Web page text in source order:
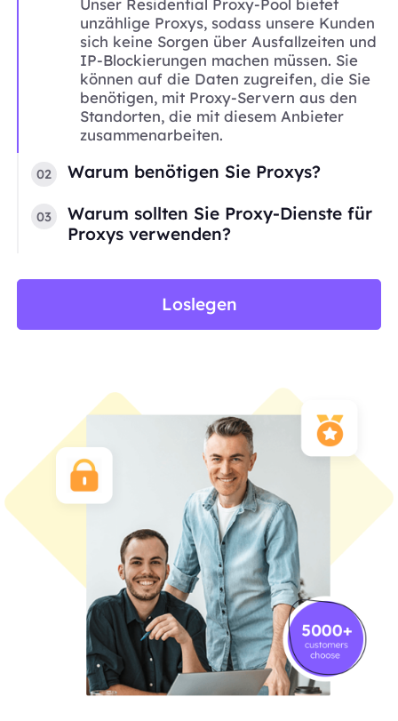
Unser Residential Proxy-Pool bietet
unzählige Proxys, sodass unsere Kunden
sich keine Sorgen über Ausfallzeiten und
IP-Blockierungen machen müssen. Sie
können auf die Daten zugreifen, die Sie
benötigen, mit Proxy-Servern aus den
Standorten, die mit diesem Anbieter
zusammenarbeiten.
02 Warum benötigen Sie Proxys?
03
Warum sollten Sie Proxy-Dienste für
Proxys verwenden?
Loslegen